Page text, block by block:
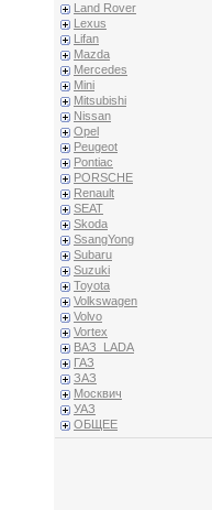
Land Rover
Lexus
Lifan
Mazda
Mercedes
Mini
Mitsubishi
Nissan
Opel
Peugeot
Pontiac
PORSCHE
Renault
SEAT
Skoda
SsangYong
Subaru
Suzuki
Toyota
Volkswagen
Volvo
Vortex
ВАЗ_LADA
ГАЗ
ЗАЗ
Москвич
УАЗ
ОБЩЕЕ